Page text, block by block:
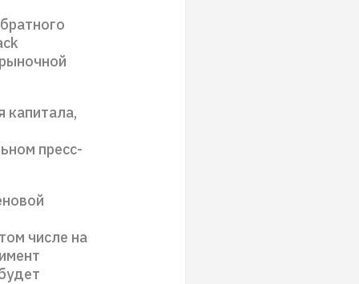
капитала,
пресс-
числе на